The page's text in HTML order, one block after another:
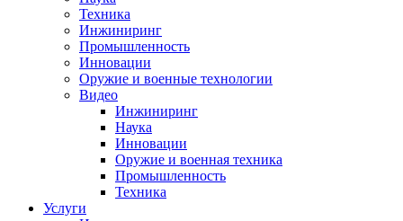
Техника
Инжиниринг
Промышленность
Инновации
Оружие и военные технологии
Видео
Инжиниринг
Наука
Инновации
Оружие и военная техника
Промышленность
Техника
Услуги